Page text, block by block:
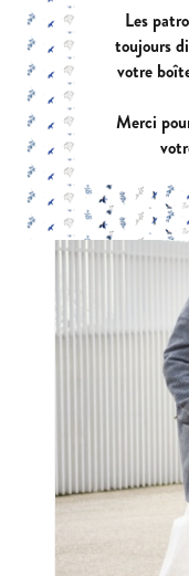
Les
toujours
votre
Merci